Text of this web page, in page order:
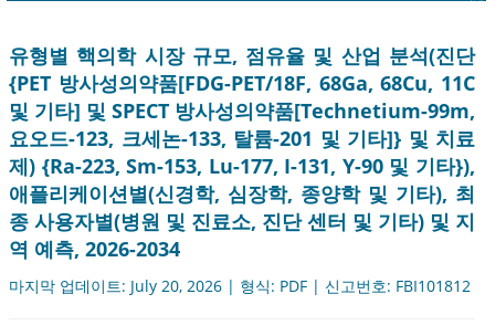
유형별 핵의학 시장 규모, 점유율 및 산업 분석(진단
{PET 방사성의약품[FDG-PET/18F, 68Ga, 68Cu, 11C
및 기타] 및 SPECT 방사성의약품[Technetium-99m,
요오드-123, 크세논-133, 탈륨-201 및 기타]} 및 치료
제) {Ra-223, Sm-153, Lu-177, I-131, Y-90 및 기타}),
애플리케이션별(신경학, 심장학, 종양학 및 기타), 최
종 사용자별(병원 및 진료소, 진단 센터 및 기타) 및 지
역 예측, 2026-2034
마지막 업데이트: July 20, 2026 | 형식: PDF | 신고번호: FBI101812